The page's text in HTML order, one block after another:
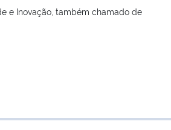
e Inovação, também chamado de